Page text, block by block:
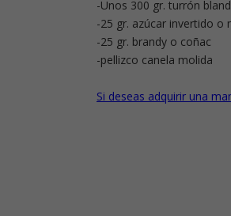
-Unos 300 gr. turrón
-25 gr. azúcar invertido o
-25 gr. brandy o coñac
-pellizco canela molida
Si deseas adquirir una